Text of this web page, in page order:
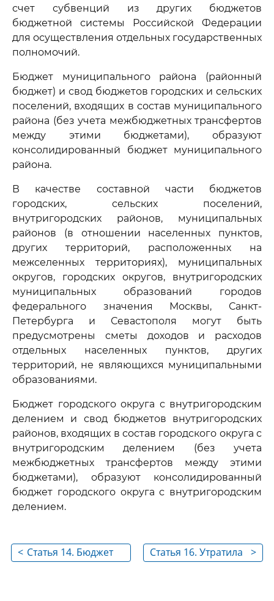
счет субвенций из других бюджетов
бюджетной системы Российской Федерации
для осуществления отдельных государственных
полномочий.
Бюджет муниципального района (районный
бюджет) и свод бюджетов городских и сельских
поселений, входящих в состав муниципального
района (без учета межбюджетных трансфертов
между этими бюджетами), образуют
консолидированный бюджет муниципального
района.
В качестве составной части бюджетов
городских, сельских поселений,
внутригородских районов, муниципальных
районов (в отношении населенных пунктов,
других территорий, расположенных на
межселенных территориях), муниципальных
округов, городских округов, внутригородских
муниципальных образований городов
федерального значения Москвы, Санкт-
Петербурга и Севастополя могут быть
предусмотрены сметы доходов и расходов
отдельных населенных пунктов, других
территорий, не являющихся муниципальными
образованиями.
Бюджет городского округа с внутригородским
делением и свод бюджетов внутригородских
районов, входящих в состав городского округа с
внутригородским делением (без учета
межбюджетных трансфертов между этими
бюджетами), образуют консолидированный
бюджет городского округа с внутригородским
делением.
< Статья 14. Бюджет
>
Статья 16. Утратила